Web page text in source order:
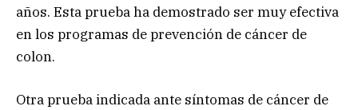
años. Esta prueba ha demostrado ser muy efectiva
en los programas de prevención de cáncer de
colon.
Otra prueba indicada ante síntomas de cáncer de